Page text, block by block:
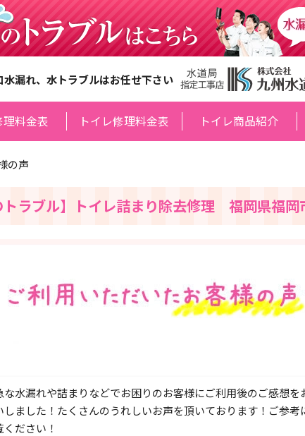
水漏れ、水トラブルはお任せ下さい
料金表 トイレ修理料金表 トイレ商品紹介
の声
トラブル】トイレ詰まり除去修理 福岡県福岡
な水漏れや詰まりなどでお困りのお客様にご利用後のご感想を
しました！たくさんのうれしいお声を頂いております！ご参考
ください！